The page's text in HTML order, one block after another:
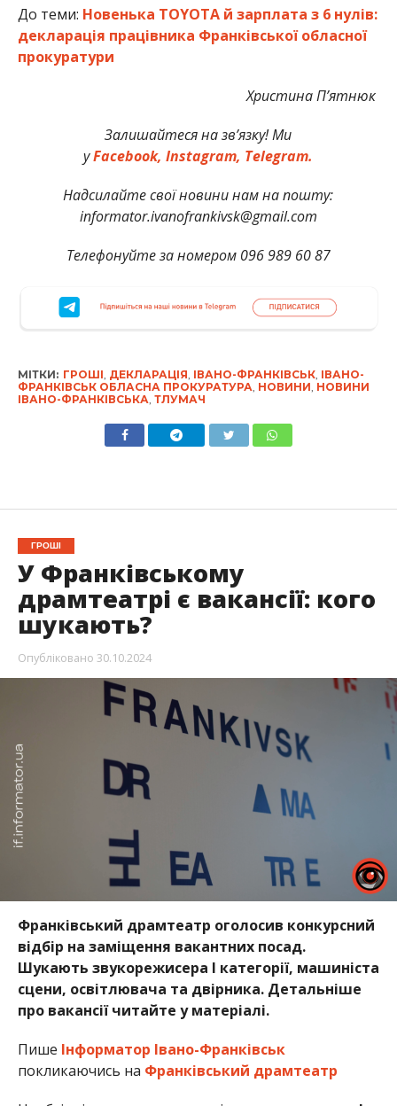
До теми: Новенька TOYOTA й зарплата з 6 нулів:
декларація працівника Франківської обласної
прокуратури
Христина П’ятнюк
Залишайтеся на зв’язку! Ми
уFacebook, Instagram, Telegram.
Надсилайте свої новини нам на пошту:
informator.ivanofrankivsk@gmail.com
Телефонуйте за номером 096 989 60 87
МІТКИ: ГРОШІ, ДЕКЛАРАЦІЯ, ІВАНО-ФРАНКІВСЬК, ІВАНО-
ФРАНКІВСЬК ОБЛАСНА ПРОКУРАТУРА, НОВИНИ, НОВИНИ
ІВАНО-ФРАНКІВСЬКА, ТЛУМАЧ
ГРОШІ
У Франківському
драмтеатрі є вакансії: кого
шукають?
Опубліковано 30.10.2024
Франківський драмтеатр оголосив конкурсний
відбір на заміщення вакантних посад.
Шукають звукорежисера І категорії, машиніста
сцени, освітлювача та двірника. Детальніше
про вакансії читайте у матеріалі.
Пише Інформатор Івано-Франківськ
покликаючись на Франківський драмтеатр